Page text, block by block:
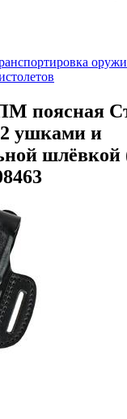
поясная
ушками и
шлёвкой